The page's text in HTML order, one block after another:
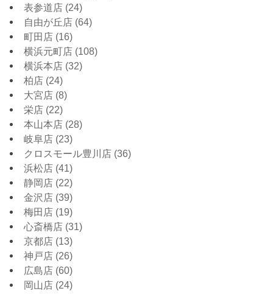
表参道店 (24)
自由が丘店 (64)
町田店 (16)
横浜元町店 (108)
横浜本店 (32)
柏店 (24)
大宮店 (8)
栄店 (22)
本山本店 (28)
岐阜店 (23)
クロスモール豊川店 (36)
浜松店 (41)
静岡店 (22)
金沢店 (39)
梅田店 (19)
心斎橋店 (31)
京都店 (13)
神戸店 (26)
広島店 (60)
岡山店 (24)